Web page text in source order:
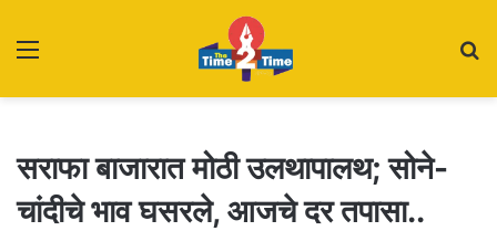
सराफा बाजारात मोठी उलथापालथ; सोने-
चांदीचे भाव घसरले, आजचे दर तपासा..